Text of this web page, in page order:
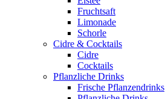
Fruchtsaft
Limonade
Schorle
Cidre & Cocktails
Cidre
Cocktails
Pflanzliche Drinks
Frische Pflanzendrinks